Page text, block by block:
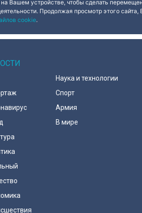
Вашем устройстве, чтобы сделать
Продолжая просмотр этого
cookie.
Наука и технологии
Спорт
Армия
В мире